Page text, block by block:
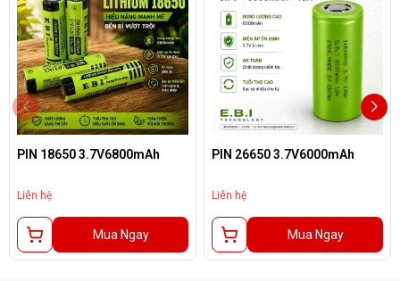
PIN 18650 3.7V6800mAh
Liên hệ
Mua Ngay
PIN 26650 3.7V6000mAh
Liên hệ
Mua Ngay